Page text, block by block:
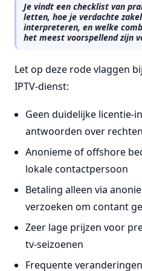
Je vindt een checklist van
letten, hoe je verdachte
interpreteren, en welke
het meest voorspellend zijn
Let op deze rode vlaggen
IPTV-dienst:
Geen duidelijke
antwoorden over rechten
Anonieme of offshore
lokale contactpersoon
Betaling alleen via
verzoeken om contant
Zeer lage prijzen voor
tv-seizoenen
Frequente